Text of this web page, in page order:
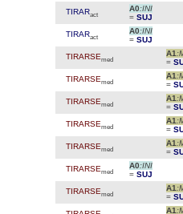
TIRARact
A0:INI
= SUJ
TIRARact
A0:INI
= SUJ
TIRARSEmed
A1
=
TIRARSEmed
A1
=
TIRARSEmed
A1
=
TIRARSEmed
A1
=
TIRARSEmed
A1
=
TIRARSEmed
A0:INI
= SUJ
TIRARSEmed
A1
=
A1